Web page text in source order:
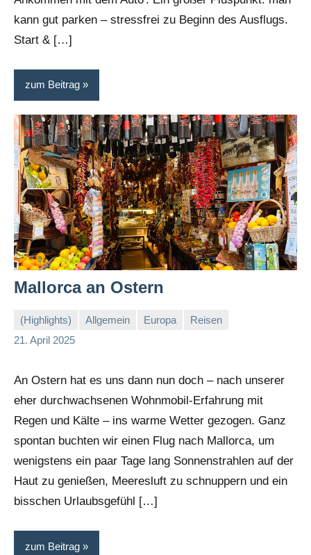
kann gut parken – stressfrei zu Beginn des Ausflugs.
Start & […]
zum Beitrag
Mallorca an Ostern
(Highlights) Allgemein Europa
Reisen
21. April 2025
Stephi
Keine
An Ostern hat es uns dann nun doch – nach unserer
eher durchwachsenen Wohnmobil-Erfahrung mit
Regen und Kälte – ins warme Wetter gezogen. Ganz
spontan buchten wir einen Flug nach Mallorca, um
wenigstens ein paar Tage lang Sonnenstrahlen auf der
Haut zu genießen, Meeresluft zu schnuppern und ein
bisschen Urlaubsgefühl […]
zum Beitrag